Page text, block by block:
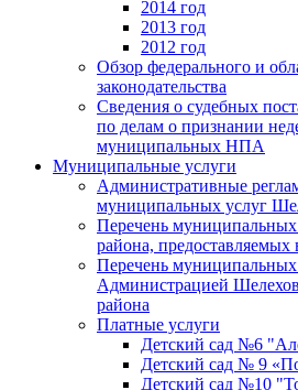
2014 год
2013 год
2012 год
Обзор федерального и
законодательства
Сведения о судебных
по делам о признании
муниципальных НПА
Муниципальные услуги
Административные
муниципальных услуг
Перечень
района,
Перечень муниципальных
Администрацией
района
Платные услуги
Детский сад №6
Детский сад № 9
Детский сад №10